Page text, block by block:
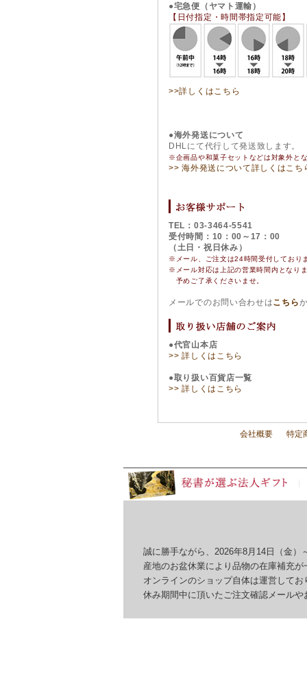
●宅急便（ヤマト運輸）
【日付指定・時間帯指定可能】
>>詳しくはこちら
●海外発送について
DHLにて代行して発送致します。
※企画品や和菓子セットなどは対象外と
>> 海外発送について詳しくはこち
TEL：03-3464-5541
受付時間：10：00～17：00
（土日・祝日休み）
※メール、ご注文は24時間受付しており
※ メール対応は上記の営業時間内となり
予めご了承くださいませ。
メールでのお問い合わせはこちら
●代官山本店
>> 詳しくはこちら
●取り扱い百貨店一覧
>> 詳しくはこちら
会社概要 特定
誠に勝手ながら、2026年8月14日（金）
産地のお盆休業により品物の在庫補充が
オンラインのショップ自体は運営してお
休み期間中に頂いたご注文確認メールや